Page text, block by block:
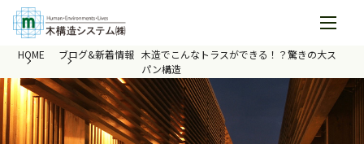
HOME ブログ&新着情報 木造でこんなトラスができる！？驚きの大ス
パン構造